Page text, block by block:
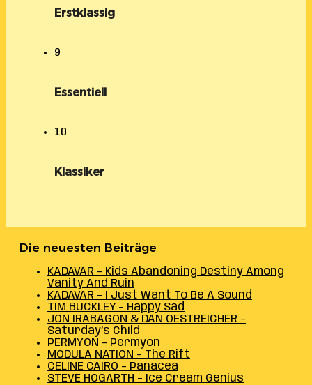
Erstklassig
9
Essentiell
10
Klassiker
Die neuesten Beiträge
KADAVAR – Kids Abandoning Destiny Among
Vanity And Ruin
KADAVAR – I Just Want To Be A Sound
TIM BUCKLEY – Happy Sad
JON IRABAGON & DAN OESTREICHER –
Saturday’s Child
PERMYON – Permyon
MODULA NATION – The Rift
CELINE CAIRO – Panacea
STEVE HOGARTH – Ice Cream Genius